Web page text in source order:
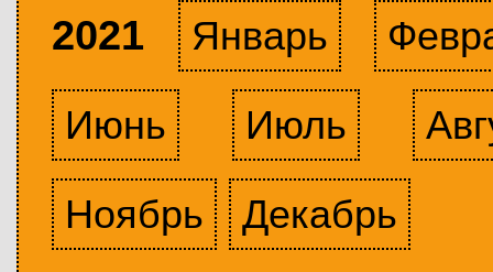
2021 Январь
Июнь
Июль
Ноябрь
Декабрь